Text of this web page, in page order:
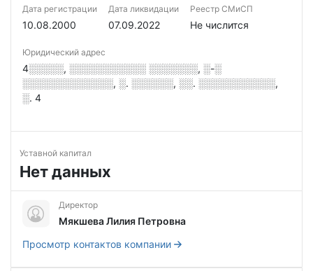
Дата регистрации
10.08.2000
Дата ликвидации
07.09.2022
Реестр СМиСП
Не числится
Юридический адрес
4░░░░░, ░░░░░░░░░░░ ░░░░░░░, ░-░
░░░░░░░░░░░░░, ░. ░░░░░░, ░░. ░░░░░░░░░░░,
░. 4
Уставной капитал
Нет данных
Директор
Мякшева Лилия Петровна
Просмотр контактов компании